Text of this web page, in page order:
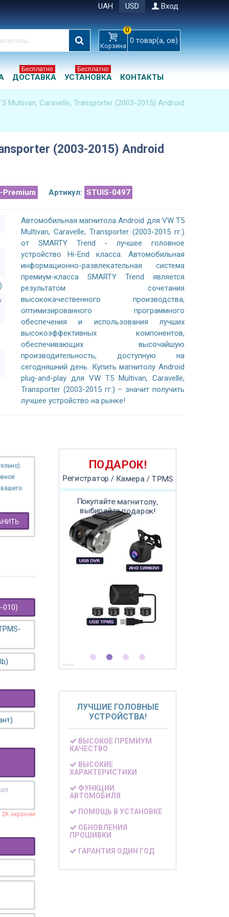
UAH USD Вход
Корзина
0
0 товар(а, ов)
ДОСТАВКА
Бесплатно
УСТАНОВКА
Бесплатно
КОНТАКТЫ
Multivan, Caravelle, Transporter (2003-2015) Android
(2003-2015) Android
Premium Артикул: STUIS-0497
Автомобильная магнитола Android для VW T5
Multivan, Caravelle, Transporter (2003-2015 гг.)
от SMARTY Trend - лучшее головное
устройство Hi-End класса. Автомобильная
информационно-развлекательная система
премиум-класса SMARTY Trend является
результатом сочетания
высококачественного производства,
оптимизированного программного
обеспечения и использования лучших
высокоэффективных компонентов,
обеспечивающих высочайшую
производительность, доступную на
сегодняшний день. Купить магнитолу Android
plug-and-play для VW T5 Multivan, Caravelle,
Transporter (2003-2015 гг.) – значит получить
лучшее устройство на рынке!
010)
2K экраном
ПОДАРОК!
Регистратор / Камера / TPMS
Покупайте магнитолу,
выбирайте подарок!
ЛУЧШИЕ ГОЛОВНЫЕ
УСТРОЙСТВА!
ВЫСОКОЕ ПРЕМИУМ
КАЧЕСТВО
ВЫСОКИЕ
ХАРАКТЕРИСТИКИ
ФУНКЦИИ
АВТОМОБИЛЯ
ПОМОЩЬ В УСТАНОВКЕ
ОБНОВЛЕНИЯ
ПРОШИВКИ
ГАРАНТИЯ ОДИН ГОД